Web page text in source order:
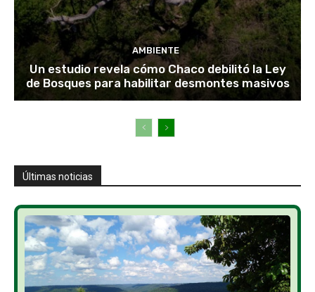
AMBIENTE
Un estudio revela cómo Chaco debilitó la Ley
de Bosques para habilitar desmontes masivos
Últimas noticias